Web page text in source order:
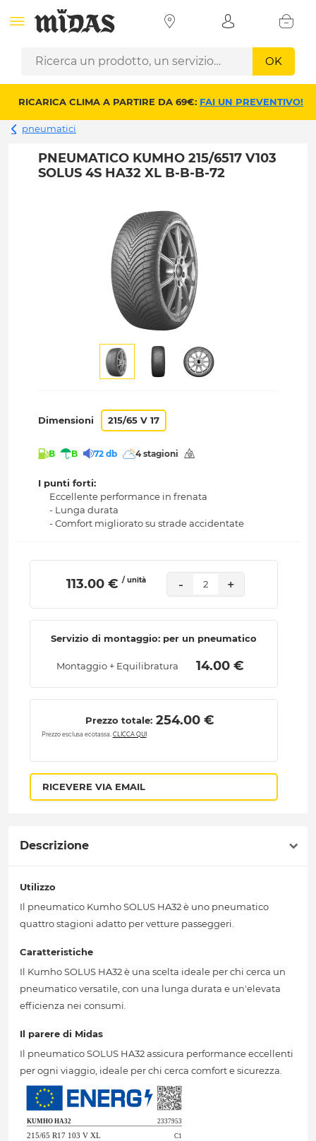
OK
RICARICA CLIMA A PARTIRE DA 69€: FAI UN PREVENTIVO!
pneumatici
PNEUMATICO KUMHO 215/6517 V103
SOLUS 4S HA32 XL B-B-B-72
Dimensioni 215/65 V 17
B B 72 db 4 stagioni
I punti forti:
Eccellente performance in frenata
- Lunga durata
- Comfort migliorato su strade accidentate
113.00 € / unità - 2 +
Servizio di montaggio: per un pneumatico
Montaggio + Equilibratura 14.00 €
Prezzo totale: 254.00 €
Prezzo esclusa ecotassa. CLICCA QUI
RICEVERE VIA EMAIL
Descrizione
Utilizzo
Il pneumatico Kumho SOLUS HA32 è uno pneumatico
quattro stagioni adatto per vetture passeggeri.
Caratteristiche
Il Kumho SOLUS HA32 è una scelta ideale per chi cerca un
pneumatico versatile, con una lunga durata e un'elevata
efficienza nei consumi.
Il parere di Midas
Il pneumatico SOLUS HA32 assicura performance eccellenti
per ogni viaggio, ideale per chi cerca comfort e sicurezza.